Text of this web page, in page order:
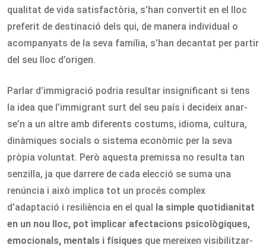
qualitat de vida satisfactòria, s’han convertit en el lloc
preferit de destinació dels qui, de manera individual o
acompanyats de la seva família, s’han decantat per partir
del seu lloc d’origen.
Parlar d’immigració podria resultar insignificant si tens
la idea que l’immigrant surt del seu país i decideix anar-
se’n a un altre amb diferents costums, idioma, cultura,
dinàmiques socials o sistema econòmic per la seva
pròpia voluntat. Però aquesta premissa no resulta tan
senzilla, ja que darrere de cada elecció se suma una
renúncia i això implica tot un procés complex
d’adaptació i resiliència en el qual
la simple quotidianitat
en un nou lloc, pot implicar afectacions psicològiques,
emocionals, mentals i físiques que mereixen visibilitzar-